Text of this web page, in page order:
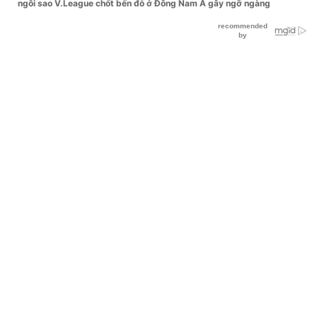
ngôi sao V.League chốt bến đỗ ở Đông Nam Á gây ngỡ ngàng